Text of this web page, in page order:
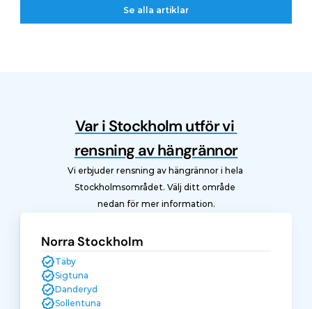
Se alla artiklar
Var i Stockholm utför vi
rensning av hängrännor
Vi erbjuder rensning av hängrännor i hela
Stockholmsområdet. Välj ditt område
nedan för mer information.
Norra Stockholm
Täby
Sigtuna
Danderyd
Sollentuna